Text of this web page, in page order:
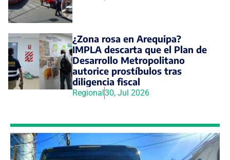
¿Zona rosa en Arequipa?
IMPLA descarta que el Plan de
Desarrollo Metropolitano
autorice prostíbulos tras
diligencia fiscal
Regional 30, Jul 2026